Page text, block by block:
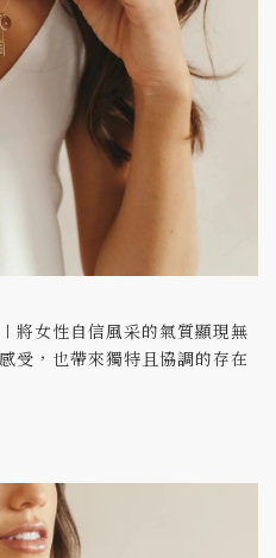
將女性自信風采的氣質顯現無
受，也帶來獨特且協調的存在